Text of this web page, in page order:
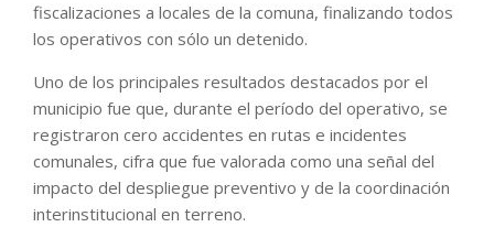
fiscalizaciones a locales de la comuna, finalizando todos
los operativos con sólo un detenido.
Uno de los principales resultados destacados por el
municipio fue que, durante el período del operativo, se
registraron cero accidentes en rutas e incidentes
comunales, cifra que fue valorada como una señal del
impacto del despliegue preventivo y de la coordinación
interinstitucional en terreno.